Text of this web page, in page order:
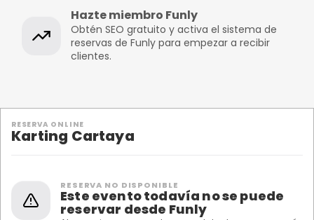
Hazte miembro Funly
Obtén SEO gratuito y activa el sistema de
reservas de Funly para empezar a recibir
clientes.
RESERVA ONLINE
Karting Cartaya
RESERVA NO DISPONIBLE
Este evento todavía no se puede
reservar desde Funly